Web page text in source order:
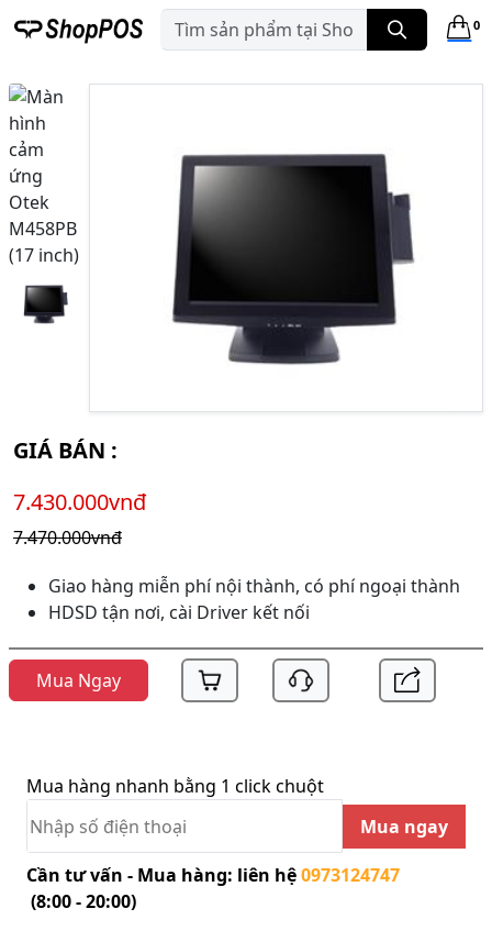
0
GIÁ BÁN :
7.430.000vnđ
7.470.000vnđ
Giao hàng miễn phí nội thành, có phí ngoại thành
HDSD tận nơi, cài Driver kết nối
Mua Ngay
Mua hàng nhanh bằng 1 click chuột
Mua ngay
Cần tư vấn - Mua hàng: liên hệ0973124747
(8:00 - 20:00)